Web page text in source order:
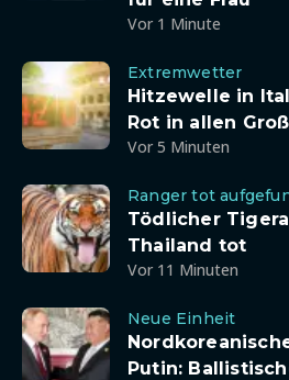
Vor 1 Minute
Extremwetter
Hitzewelle in
Rot in allen
Vor 5 Minuten
Ranger tot
Tödlicher
Thailand tot
Vor 11 Minuten
Neue Einheit
Putin: